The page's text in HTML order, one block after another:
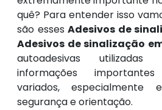
quê? Para entender isso
são essesAdesivos de
Adesivos de sinalização
autoadesivas
informações
variados, especialmente
segurança e orientação.